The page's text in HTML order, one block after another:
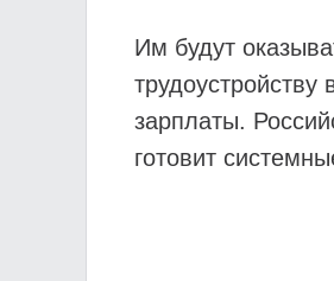
Им будут
зарплаты.
готовит